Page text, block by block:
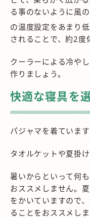
る事のないように風
の温度設定をあまり
されることで、約2度
クーラーによる冷や
作りましょう。
快適な寝具を
パジャマを着ています
タオルケットや夏掛
暑いからといって何
おススメしません。
をかいていますので
ることをおススメしま